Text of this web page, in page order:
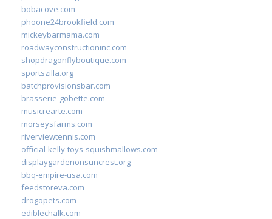
bobacove.com
phoone24brookfield.com
mickeybarmama.com
roadwayconstructioninc.com
shopdragonflyboutique.com
sportszilla.org
batchprovisionsbar.com
brasserie-gobette.com
musicrearte.com
morseysfarms.com
riverviewtennis.com
official-kelly-toys-squishmallows.com
displaygardenonsuncrest.org
bbq-empire-usa.com
feedstoreva.com
drogopets.com
ediblechalk.com